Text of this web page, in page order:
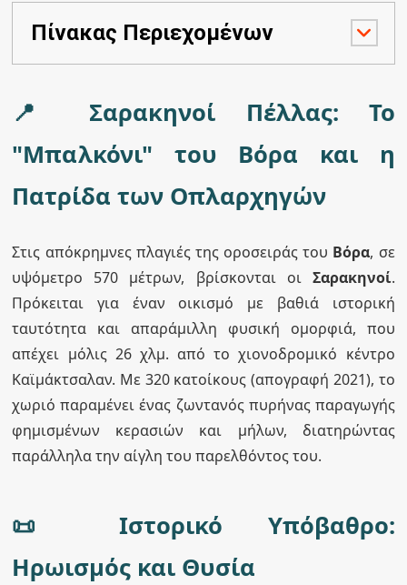
Πίνακας Περιεχομένων
📍 Σαρακηνοί Πέλλας: Το
"Μπαλκόνι" του Βόρα και η
Πατρίδα των Οπλαρχηγών
Στις απόκρημνες πλαγιές της οροσειράς του Βόρα, σε
υψόμετρο 570 μέτρων, βρίσκονται οι Σαρακηνοί.
Πρόκειται για έναν οικισμό με βαθιά ιστορική
ταυτότητα και απαράμιλλη φυσική ομορφιά, που
απέχει μόλις 26 χλμ. από το χιονοδρομικό κέντρο
Καϊμάκτσαλαν. Με 320 κατοίκους (απογραφή 2021), το
χωριό παραμένει ένας ζωντανός πυρήνας παραγωγής
φημισμένων κερασιών και μήλων, διατηρώντας
παράλληλα την αίγλη του παρελθόντος του.
📜 Ιστορικό Υπόβαθρο:
Ηρωισμός και Θυσία